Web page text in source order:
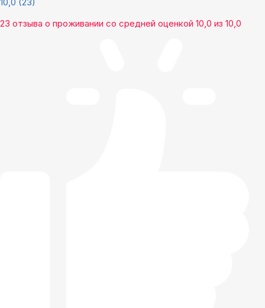
23 отзыва о проживании со средней оценкой 10,0 из 10,0